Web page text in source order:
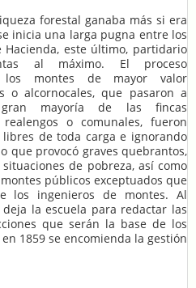
forestal ganaba más si era
inicia una larga pugna entre los
este último, partidario
al máximo. El proceso
los montes de mayor valor
o alcornocales, que pasaron a
mayoría de las fincas
o comunales, fueron
de toda carga e ignorando
que provocó graves quebrantos,
de pobreza, así como
públicos exceptuados que
los ingenieros de montes. Al
la escuela para redactar las
que serán la base de los
1859 se encomienda la gestión